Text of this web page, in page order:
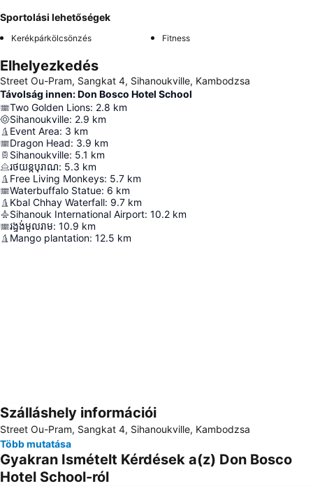
Sportolási lehetőségek
Kerékpárkölcsönzés Fitness
Elhelyezkedés
Street Ou-Pram, Sangkat 4, Sihanoukville, Kambodzsa
Távolság innen: Don Bosco Hotel School
Two Golden Lions: 2.8 km
Sihanoukville: 2.9 km
Event Area: 3 km
Dragon Head: 3.9 km
Sihanoukville: 5.1 km
រថយន្តបុរាណ: 5.3 km
Free Living Monkeys: 5.7 km
Waterbuffalo Statue: 6 km
Kbal Chhay Waterfall: 9.7 km
Sihanouk International Airport: 10.2 km
រង្វង់មូលរាម: 10.9 km
Mango plantation: 12.5 km
Nagy méretű térkép
Szálláshely információi
Street Ou-Pram, Sangkat 4, Sihanoukville, Kambodzsa
Több mutatása
Gyakran Ismételt Kérdések a(z) Don Bosco
Hotel School-ról